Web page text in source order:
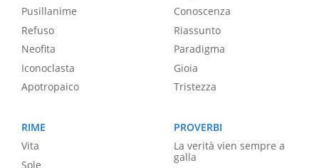
Pusillanime
Refuso
Neofita
Iconoclasta
Apotropaico
Conoscenza
Riassunto
Paradigma
Gioia
Tristezza
RIME
Vita
Sole
PROVERBI
La verità vien sempre a
galla